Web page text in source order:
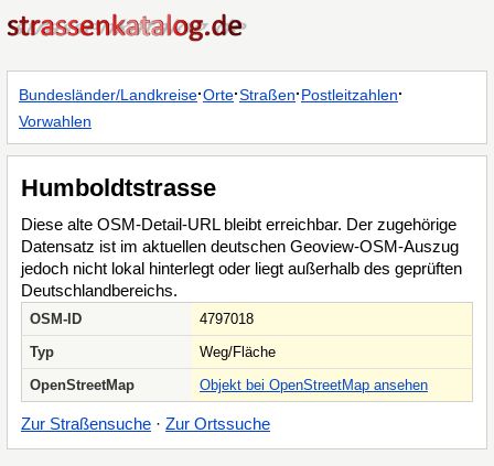
Bundesländer/Landkreise·Orte·Straßen·Postleitzahlen·
Vorwahlen
Humboldtstrasse
Diese alte OSM-Detail-URL bleibt erreichbar. Der zugehörige
Datensatz ist im aktuellen deutschen Geoview-OSM-Auszug
jedoch nicht lokal hinterlegt oder liegt außerhalb des geprüften
Deutschlandbereichs.
OSM-ID
4797018
Typ
Weg/Fläche
OpenStreetMap
Objekt bei OpenStreetMap ansehen
Zur Straßensuche · Zur Ortssuche